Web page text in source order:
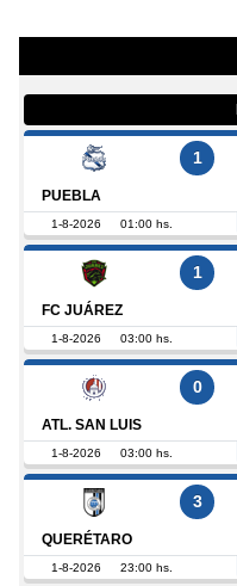
PUEBLA
1
1-8-2026 01:00 hs.
FC JUÁREZ
1
1-8-2026 03:00 hs.
ATL. SAN LUIS
0
1-8-2026 03:00 hs.
QUERÉTARO
3
1-8-2026 23:00 hs.